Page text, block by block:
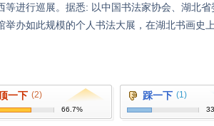
等进行巡展。据悉: 以中国书法家协会、湖北
办如此规模的个人书法大展，在湖北书画史上
一下 (2)
66.7%
踩一下 (1)